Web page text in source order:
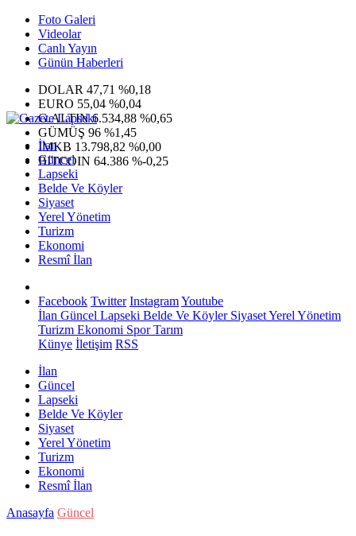
Foto Galeri
Videolar
Canlı Yayın
Günün Haberleri
DOLAR 47,71 %0,18
EURO 55,04 %0,04
G.ALTIN6.534,88 %0,65
GÜMÜŞ 96 %1,45
IMKB 13.798,82 %0,00
BITCOIN 64.386 %-0,25
İlan
Güncel
Lapseki
Belde Ve Köyler
Siyaset
Yerel Yönetim
Turizm
Ekonomi
Resmî İlan
Facebook Twitter InstagramYoutube
İlan Güncel Lapseki Belde Ve KöylerSiyasetYerel Yönetim
Turizm Ekonomi SporTarım
Künye İletişim RSS
İlan
Güncel
Lapseki
Belde Ve Köyler
Siyaset
Yerel Yönetim
Turizm
Ekonomi
Resmî İlan
Anasayfa Güncel